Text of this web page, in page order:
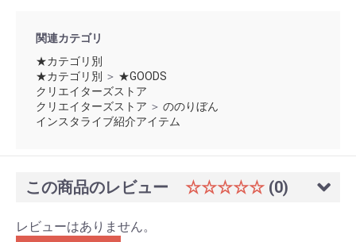
関連カテゴリ
★カテゴリ別
★カテゴリ別 ＞ ★GOODS
クリエイターズストア
クリエイターズストア ＞ ののりぼん
インスタライブ紹介アイテム
この商品のレビュー ☆☆☆☆☆ (0)
レビューはありません。